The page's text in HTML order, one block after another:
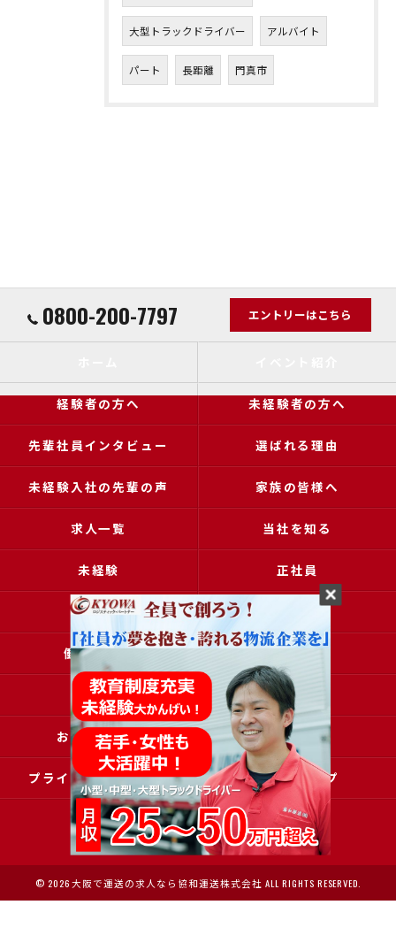
大型トラックドライバー アルバイト
パート 長距離 門真市
0800-200-7797 エントリーはこちら
経験者の方へ 未経験者の方へ
先輩社員インタビュー 選ばれる理由
未経験入社の先輩の声 家族の皆様へ
求人一覧 当社を知る
未経験 正社員
高収入
働きやすい アクセス
ブログ コラム
お問い合わせ 採用申込
プライバシーポリシー サイトマップ
© 2026 大阪で運送の求人なら協和運送株式会社 ALL RIGHTS RESERVED.